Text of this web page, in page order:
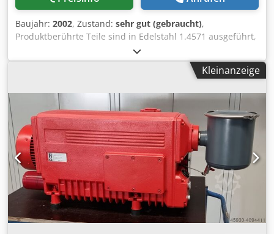
Baujahr: 2002, Zustand: sehr gut (gebraucht),
Produktberührte Teile sind in Edelstahl 1.4571 ausgeführt,
der Rest des Mischtrockners gebraucht in 1.4301.
Maschinenbezeichnung: Kontinuierliche Horizontal
Mischtrockner gebraucht Hersteller: AVA / Holland Merten
Werkstoff: 1.4301 Antrieb Motor: 5,5 kW Ausführung:
EExdellCT4 Gesamtinhalt: 235 Liter Produktberührende
Teile: Edelstahl 1.4571 Ausstattung: Doppelmantel,
Gleitringdichtung Abmessungen: L 3400 x B 1100 x H 1500
mm Leergewicht: ca. 1600 kg Tech. Dokumentation: Ja
Bemerkung: Betriebstemperatur 130°C
Auslegungstempertatur 200°C Innen-Druck Mischer -1/+3
bar Druck Doppelmantel +6 bar Zubehör: Grundgestell
Dkjdpfxoitcu Es Ap Ier Zustand: Gebraucht Preis: Auf
Anfrage
Kleinanzeige